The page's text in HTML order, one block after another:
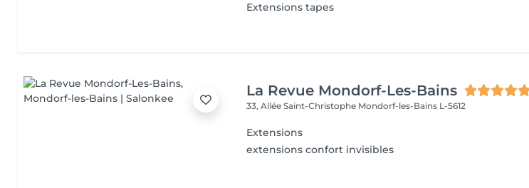
Extensions tapes
La Revue Mondorf-Les-Bains
33, Allée Saint-Christophe Mondorf-les-Bains L-5612
Extensions
extensions confort invisibles